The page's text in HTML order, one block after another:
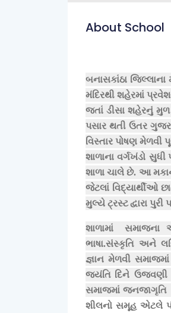
About School
બનાસકાંઠા
મંદિરથી શહેરમાં
જતાં ડીસા શહેરનું
પસાર થતી ઉતર
વિસ્તાર પોષણ મેળવી
શાળાના વર્ગખંડો સુધી
શાળા ચાલે છે. આ
જેટલાં વિદ્યાર્થીઓ
મુલ્યે ટ્રસ્ટદ્વારા
શાળામાં સમાજના
ભાષા.સંસ્કૃતિ અને
જ્ઞાન મેળવી
જયંતિ દિને ઉજવણી
સમાજમાં જનજાગૃતિ
શીલનો સમૂહ એટલે